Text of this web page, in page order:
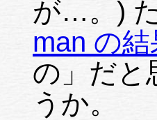
が…。)
man の結
の」だと
うか。